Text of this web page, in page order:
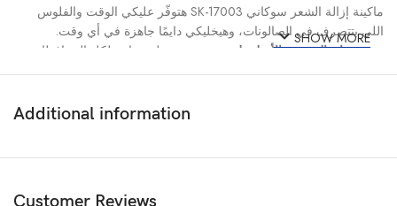
ماكينة إزالة الشعر سوكاني SK-17003 هتوفّر عليكي الوقت والفلوس
اللي بتتصرف في الصالونات، وهيخليكي دايمًا جاهزة في أي وقت.
ومعضمان المغربي الأصلي لمدة سنة
وتوصيل مجاني لكل المحافظات،
SHOW MORE
Additional information
Customer Reviews